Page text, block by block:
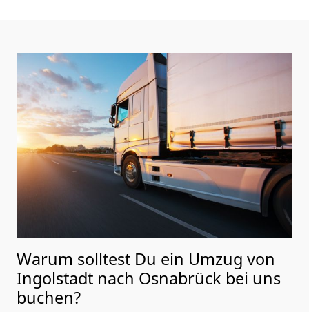
Warum solltest Du ein Umzug von
Ingolstadt nach Osnabrück bei uns
buchen?